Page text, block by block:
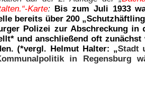
Karte:
Bis zum Juli 1933
bereits über 200
Polizei zur Abschreckung in
und anschließend oft zunächst
(*vergl. Helmut Halter: „Stadt
in Regensburg